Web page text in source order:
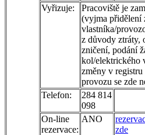
Vyřizuje:
Pracoviště je
(vyjma přidělení
vlastníka/
z důvody ztráty,
zničení, podání
kol/elektrického
změny v
provozu se zde
Telefon:
284 814
098
On-line
rezervace:
ANO
zde